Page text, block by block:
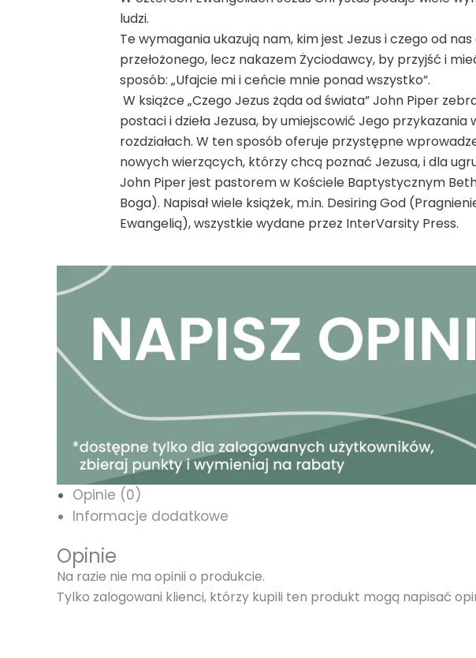
ludzi.
Te wymagania ukazują nam, kim jest Jezus i czego od
przełożonego, lecz nakazem Życiodawcy, by przyjść i
sposób: „Ufajcie mi i ceńcie mnie ponad wszystko”.
W książce „Czego Jezus żąda od świata” John Piper
postaci i dzieła Jezusa, by umiejscowić Jego
rozdziałach. W ten sposób oferuje przystępne
nowych wierzących, którzy chcą poznać Jezusa, i dla
John Piper jest pastorem w Kościele Baptystycznym
Boga). Napisał wiele książek, m.in. Desiring God
Ewangelią), wszystkie wydane przez InterVarsity Press.
Opinie (0)
Informacje dodatkowe
Opinie
Na razie nie ma opinii o produkcie.
Tylko zalogowani klienci, którzy kupili ten produkt mogą napisać